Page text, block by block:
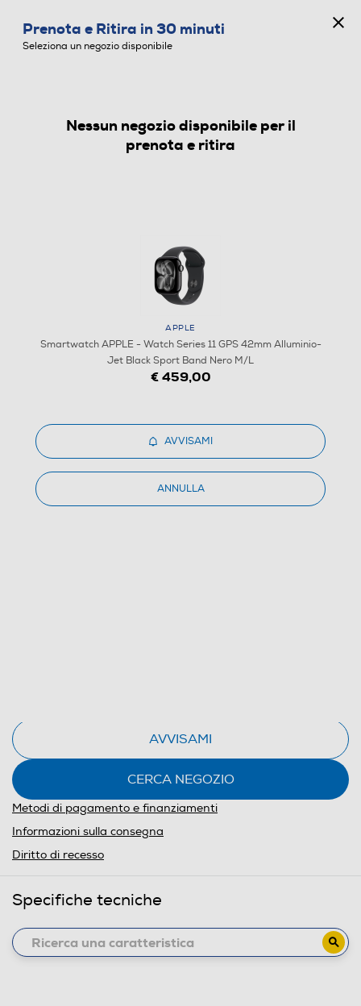
SMARTWATCH
APPLE - Watch Series 11 GPS 42mm Alluminio-Jet
Black Sport Band Nero M/L
AVVISAMI
CERCA NEGOZIO
Metodi di pagamento e finanziamenti
Informazioni sulla consegna
Diritto di recesso
Specifiche tecniche
Prenota e Ritira in 30 minuti
Seleziona un negozio disponibile
Nessun negozio disponibile per il
prenota e ritira
APPLE
Smartwatch APPLE - Watch Series 11 GPS 42mm Alluminio-
Jet Black Sport Band Nero M/L
€ 459,00
AVVISAMI
ANNULLA